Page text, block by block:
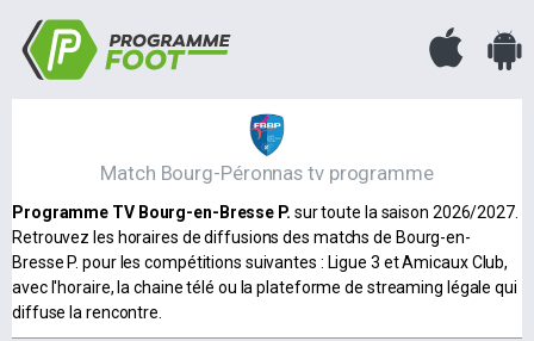
Match Bourg-Péronnas tv programme
Programme TV Bourg-en-Bresse P. sur toute la saison 2026/2027.
Retrouvez les horaires de diffusions des matchs de Bourg-en-
Bresse P. pour les compétitions suivantes : Ligue 3 et Amicaux Club,
avec l'horaire, la chaine télé ou la plateforme de streaming légale qui
diffuse la rencontre.